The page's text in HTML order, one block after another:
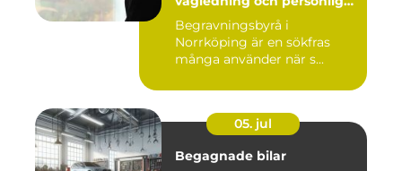
Begravningsbyrå i
Norrköping är en sökfras
många använder när s...
05. jul
Begagnade bilar